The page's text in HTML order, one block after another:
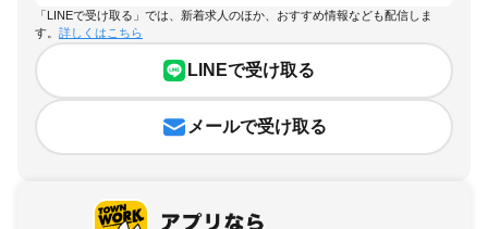
「LINEで受け取る」では、新着求人のほか、おすすめ情報なども配信しま
す。 詳しくはこちら
LINEで受け取る
メールで受け取る